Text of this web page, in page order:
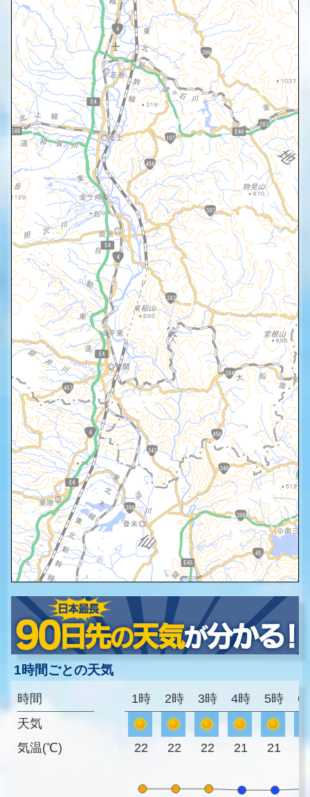
1時間ごとの天気
時間
天気
気温(℃)
1時 2時 3時 4時 5時 6
22 22 22 21 21